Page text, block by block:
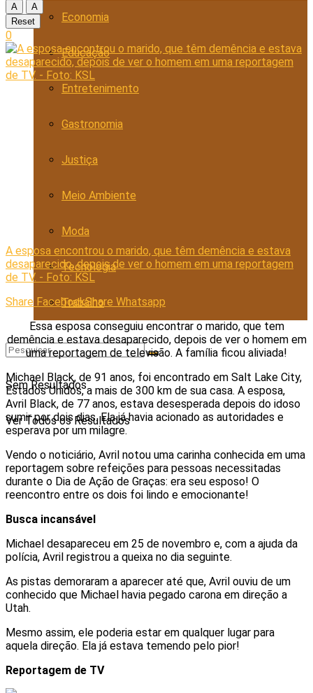
Economia
Educação
Entretenimento
Gastronomia
Justiça
Meio Ambiente
Moda
Tecnologia
Trabalho
Sem Resultados
Ver Todos os Resultados
A
A
Reset
0
A esposa encontrou o marido, que têm demência e estava
desaparecido, depois de ver o homem em uma reportagem
de TV. - Foto: KSL
Share FacebookShare Whatsapp
Essa esposa conseguiu encontrar o marido, que tem
demência e estava desaparecido, depois de ver o homem em
uma reportagem de televisão. A família ficou aliviada!
Michael Black, de 91 anos, foi encontrado em Salt Lake City,
Estados Unidos, a mais de 300 km de sua casa. A esposa,
Avril Black, de 77 anos, estava desesperada depois do idoso
sumir por dois dias. Ela já havia acionado as autoridades e
esperava por um milagre.
Vendo o noticiário, Avril notou uma carinha conhecida em uma
reportagem sobre refeições para pessoas necessitadas
durante o Dia de Ação de Graças: era seu esposo! O
reencontro entre os dois foi lindo e emocionante!
Busca incansável
Michael desapareceu em 25 de novembro e, com a ajuda da
polícia, Avril registrou a queixa no dia seguinte.
As pistas demoraram a aparecer até que, Avril ouviu de um
conhecido que Michael havia pegado carona em direção a
Utah.
Mesmo assim, ele poderia estar em qualquer lugar para
aquela direção. Ela já estava temendo pelo pior!
Reportagem de TV